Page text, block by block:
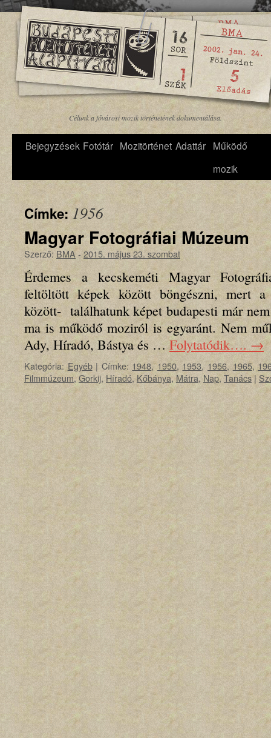
Célunk a fővárosi mozik történetének dokumentálása.
Bejegyzések Fotótár Mozitörténet Adattár Működő
mozik
Címke:1956
Magyar Fotográfiai Múzeum
Szerző: BMA- 2015. május 23. szombat
Érdemes a kecskeméti Magyar
feltöltött képek között böngészni, mert a
között- találhatunk képet budapesti már
ma is működő moziról is egyaránt. Nem
Ady, Híradó, Bástya és …Folytatódik…. →
Kategória: Egyéb | Címke: 1948,1950, 1953, 1956, 1965,
Filmmúzeum,Gorkij, Híradó,Kőbánya,Mátra, Nap,Tanács |